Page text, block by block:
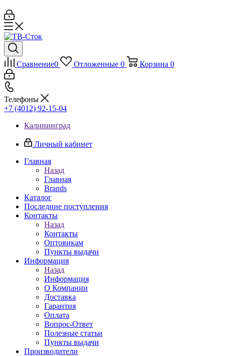
Сравнение0 Отложенные 0 Корзина 0
Телефоны
+7 (4012) 92-15-04
Калининград
Личный кабинет
Главная
Назад
Главная
Brands
Каталог
Последние поступления
Контакты
Назад
Контакты
Оптовикам
Пункты выдачи
Информация
Назад
Информация
О Компании
Доставка
Гарантия
Оплата
Вопрос-Ответ
Полезные статьи
Пункты выдачи
Производители